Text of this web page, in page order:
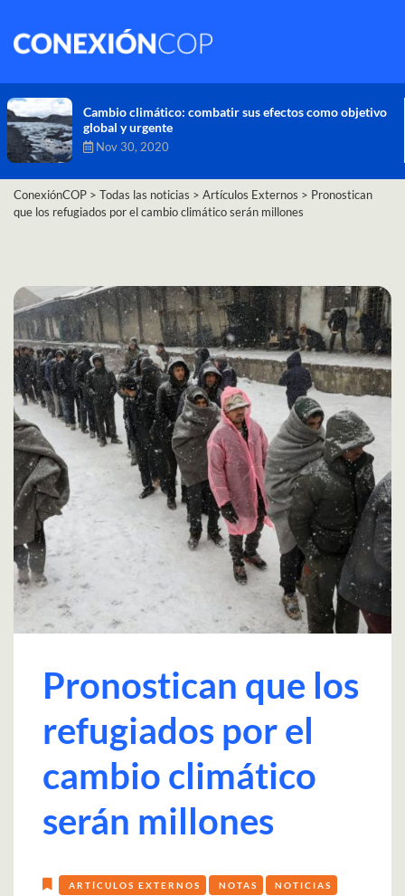
Cambio climático: combatir sus efectos como objetivo
global y urgente
Nov 30, 2020
ConexiónCOP > Todas las noticias > Artículos Externos > Pronostican
que los refugiados por el cambio climático serán millones
Pronostican que los
refugiados por el
cambio climático
serán millones
ARTÍCULOS EXTERNOS NOTAS NOTICIAS